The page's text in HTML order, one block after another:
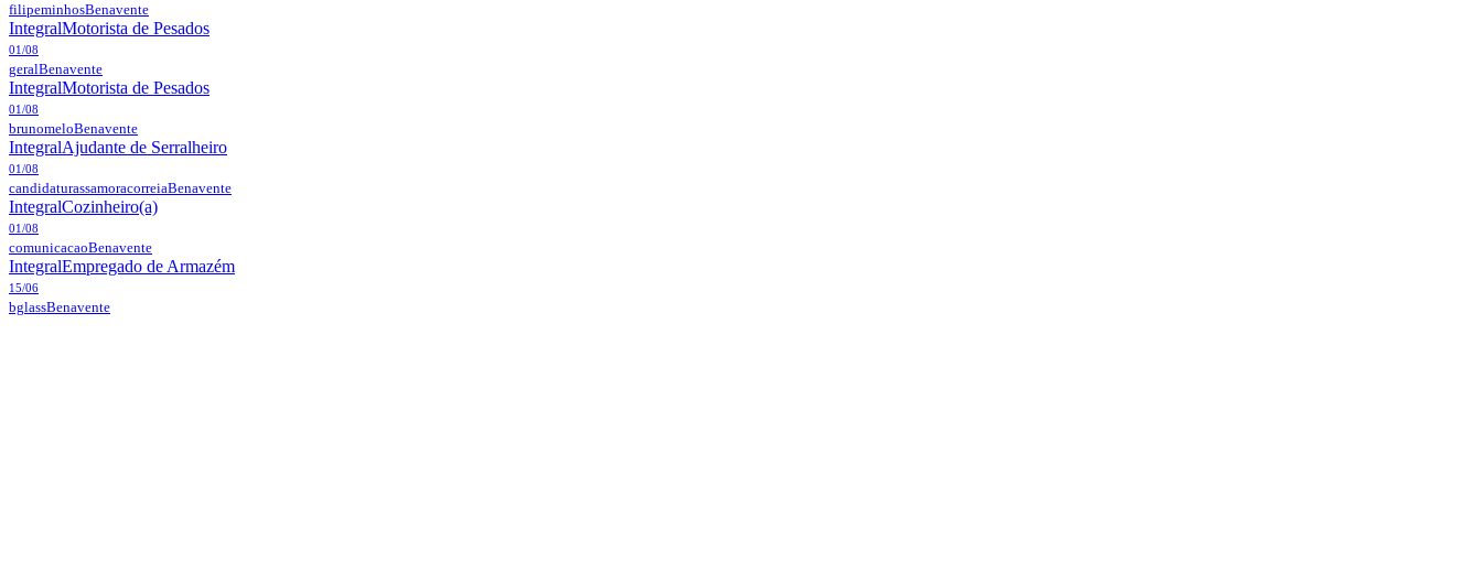
filipeminhosBenavente
IntegralMotorista de Pesados
01/08
geralBenavente
IntegralMotorista de Pesados
01/08
brunomeloBenavente
IntegralAjudante de Serralheiro
01/08
candidaturassamoracorreiaBenavente
IntegralCozinheiro(a)
01/08
comunicacaoBenavente
IntegralEmpregado de Armazém
15/06
bglassBenavente